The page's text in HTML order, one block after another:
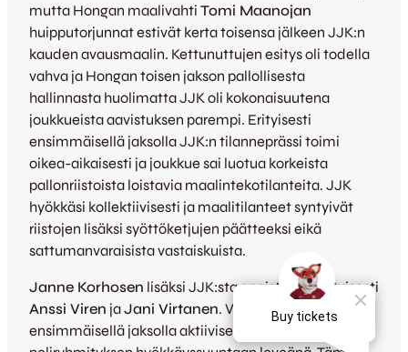
mutta Hongan maalivahti Tomi Maanojan
huipputorjunnat estivät kerta toisensa jälkeen JJK:n
kauden avausmaalin. Kettunuttujen esitys oli todella
vahva ja Hongan toisen jakson pallollisesta
hallinnasta huolimatta JJK oli kokonaisuutena
joukkueista aavistuksen parempi. Erityisesti
ensimmäisellä jaksolla JJK:n tilanneprässi toimi
oikea-aikaisesti ja joukkue sai luotua korkeista
pallonriistoista loistavia maalintekotilanteita. JJK
hyökkäsi kollektiivisesti ja maalitilanteet syntyivät
riistojen lisäksi syöttöketjujen päätteeksi eikä
sattumanvaraisista vastaiskuista.
Janne Korhosen lisäksi JJK:sta onnistuivat erityisesti
Anssi Viren jaJani Virtanen. Viren tuki
ensimmäisellä jaksolla aktiivisesti hyökkäyksiä ja piti